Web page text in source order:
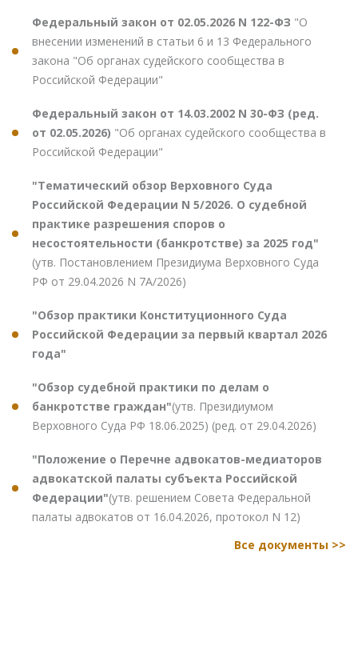
Федеральный закон от 02.05.2026 N 122-ФЗ "О
внесении изменений в статьи 6 и 13 Федерального
закона "Об органах судейского сообщества в
Российской Федерации"
Федеральный закон от 14.03.2002 N 30-ФЗ (ред.
от 02.05.2026) "Об органах судейского сообщества в
Российской Федерации"
"Тематический обзор Верховного Суда
Российской Федерации N 5/2026. О судебной
практике разрешения споров о
несостоятельности (банкротстве) за 2025 год"
(утв. Постановлением Президиума Верховного Суда
РФ от 29.04.2026 N 7А/2026)
"Обзор практики Конституционного Суда
Российской Федерации за первый квартал 2026
года"
"Обзор судебной практики по делам о
банкротстве граждан"(утв. Президиумом
Верховного Суда РФ 18.06.2025) (ред. от 29.04.2026)
"Положение о Перечне адвокатов-медиаторов
адвокатской палаты субъекта Российской
Федерации"(утв. решением Совета Федеральной
палаты адвокатов от 16.04.2026, протокол N 12)
Все документы >>